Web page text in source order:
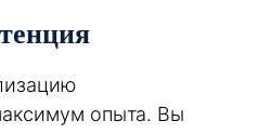
опыта. Вы